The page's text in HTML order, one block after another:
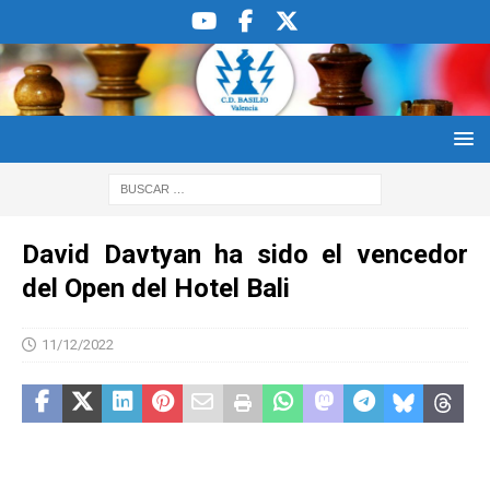
David Davtyan ha sido el vencedor
del Open del Hotel Bali
11/12/2022